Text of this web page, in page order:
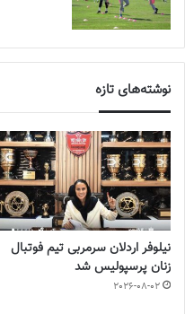
نوشته‌های تازه
نیلوفر اردلان سرمربی تیم فوتبال
زنان پرسپولیس شد
2026-08-02